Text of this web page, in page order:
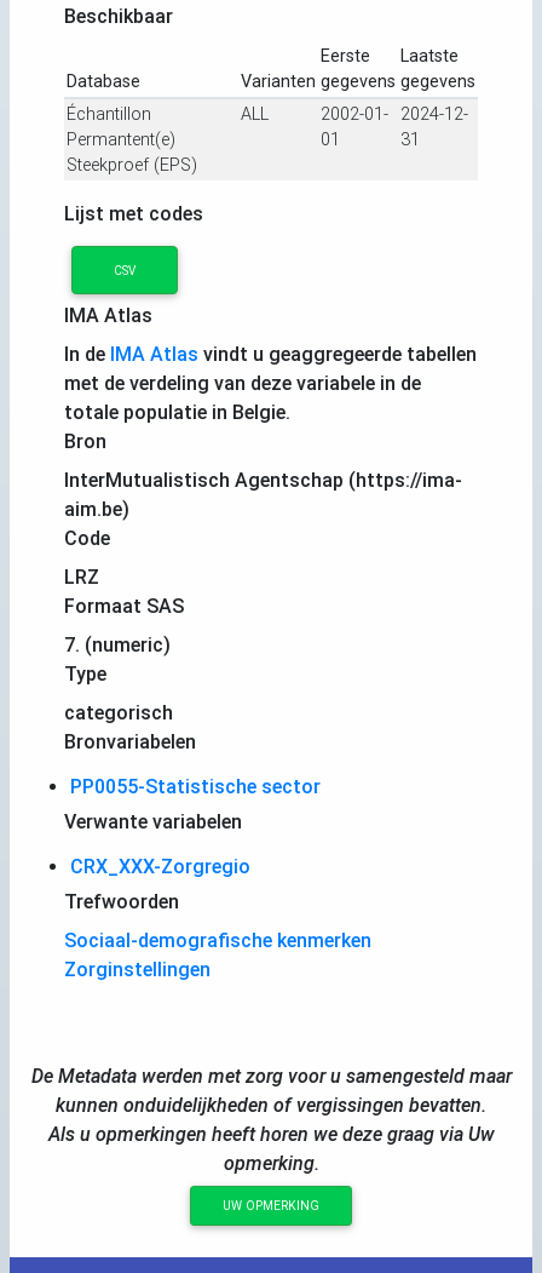
Beschikbaar
Database Varianten
Eerste
gegevens
Laatste
gegevens
Échantillon
Permantent(e)
Steekproef (EPS)
ALL
2002-01-
01
2024-12-
31
Lijst met codes
CSV
IMA Atlas
In de IMA Atlas vindt u geaggregeerde tabellen
met de verdeling van deze variabele in de
totale populatie in Belgie.
Bron
InterMutualistisch Agentschap (https://ima-
aim.be)
Code
LRZ
Formaat SAS
7. (numeric)
Type
categorisch
Bronvariabelen
PP0055-Statistische sector
Verwante variabelen
CRX_XXX-Zorgregio
Trefwoorden
Sociaal-demografische kenmerken
Zorginstellingen
De Metadata werden met zorg voor u samengesteld maar
kunnen onduidelijkheden of vergissingen bevatten.
Als u opmerkingen heeft horen we deze graag via Uw
opmerking.
UW OPMERKING